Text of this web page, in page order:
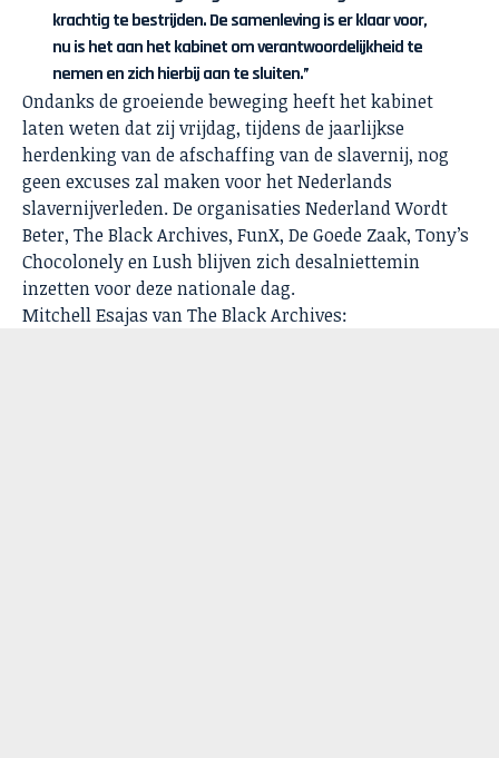
krachtig te bestrijden. De samenleving is er klaar voor,
nu is het aan het kabinet om verantwoordelijkheid te
nemen en zich hierbij aan te sluiten.”
Ondanks de groeiende beweging heeft het kabinet
laten weten dat zij vrijdag, tijdens de jaarlijkse
herdenking van de afschaffing van de slavernij, nog
geen excuses zal maken voor het Nederlands
slavernijverleden. De organisaties Nederland Wordt
Beter, The Black Archives, FunX, De Goede Zaak, Tony’s
Chocolonely en Lush blijven zich desalniettemin
inzetten voor deze nationale dag.
Mitchell Esajas van The Black Archives: